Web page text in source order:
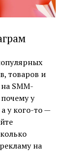
товаров и
SMM-
у
у кого-то —
на